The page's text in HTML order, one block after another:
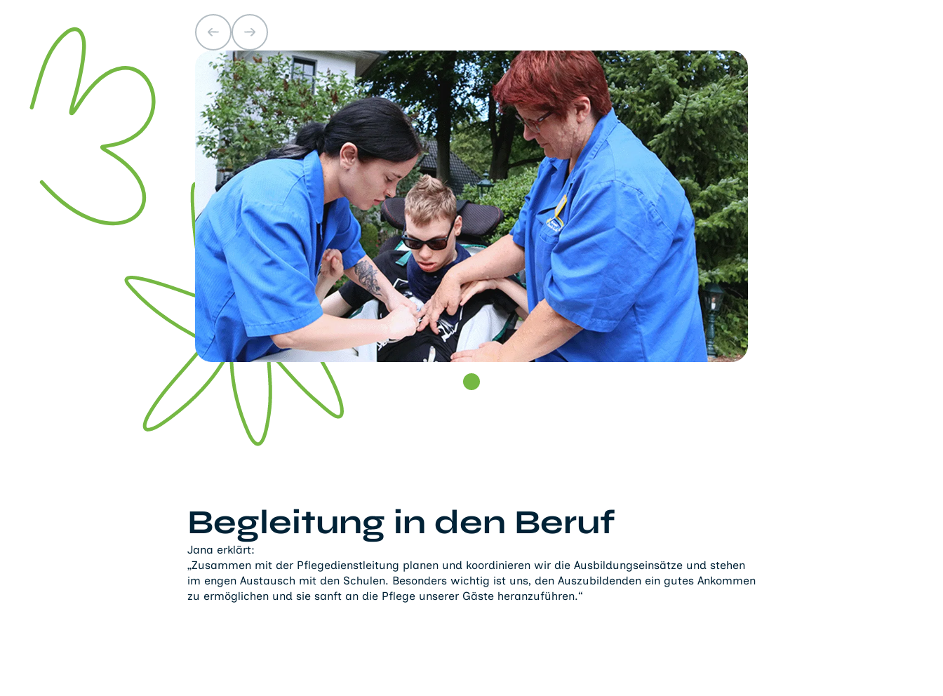
Begleitung in den Beruf
Jana erklärt:
„Zusammen mit der Pflegedienstleitung planen und koordinieren wir die Ausbildungseinsätze und stehen
im engen Austausch mit den Schulen. Besonders wichtig ist uns, den Auszubildenden ein gutes Ankommen
zu ermöglichen und sie sanft an die Pflege unserer Gäste heranzuführen.“